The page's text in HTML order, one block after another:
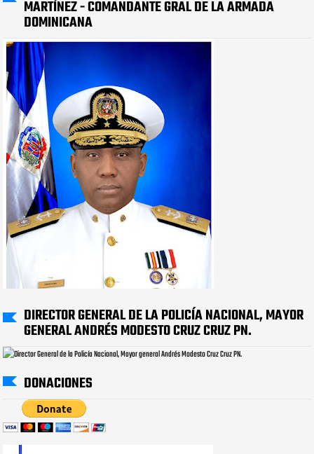
MARTÍNEZ - COMANDANTE GRAL DE LA ARMADA
DOMINICANA
DIRECTOR GENERAL DE LA POLICÍA NACIONAL, MAYOR
GENERAL ANDRÉS MODESTO CRUZ CRUZ PN.
DONACIONES